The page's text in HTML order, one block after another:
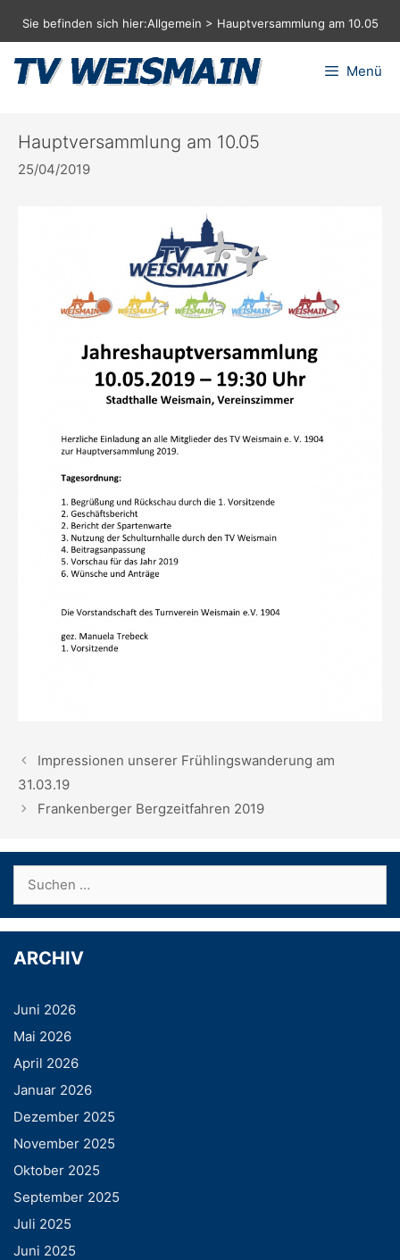
Inhalt
springen
Sie befinden sich hier:Allgemein > Hauptversammlung am 10.05
Menü
Hauptversammlung am 10.05
25/04/2019
Impressionen unserer Frühlingswanderung am
31.03.19
Frankenberger Bergzeitfahren 2019
Suchen
ARCHIV
Juni 2026
Mai 2026
April 2026
Januar 2026
Dezember 2025
November 2025
Oktober 2025
September 2025
Juli 2025
Juni 2025